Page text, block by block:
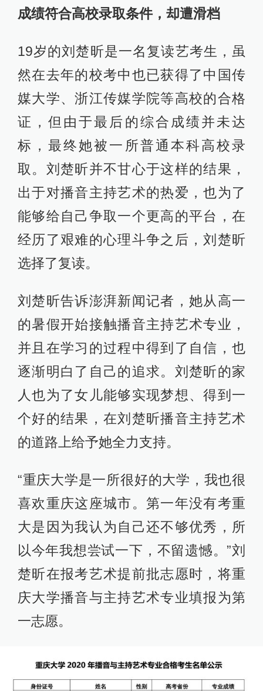
成绩符合高校录取条件，却遭滑档
19岁的刘楚昕是一名复读艺考生，虽
然在去年的校考中也已获得了中国传
媒大学、浙江传媒学院等高校的合格
证，但由于最后的综合成绩并未达
标，最终她被一所普通本科高校录
取。刘楚昕并不甘心于这样的结果，
出于对播音主持艺术的热爱，也为了
能够给自己争取一个更高的平台，在
经历了艰难的心理斗争之后，刘楚昕
选择了复读。
刘楚昕告诉澎湃新闻记者，她从高一
的暑假开始接触播音主持艺术专业，
并且在学习的过程中得到了自信，也
逐渐明白了自己的追求。刘楚昕的家
人也为了女儿能够实现梦想、得到一
个好的结果，在刘楚昕播音主持艺术
的道路上给予她全力支持。
“重庆大学是一所很好的大学，我也很
喜欢重庆这座城市。第一年没有考重
大是因为我认为自己还不够优秀，所
以今年我想尝试一下，不留遗憾。”刘
楚昕在报考艺术提前批志愿时，将重
庆大学播音与主持艺术专业填报为第
一志愿。